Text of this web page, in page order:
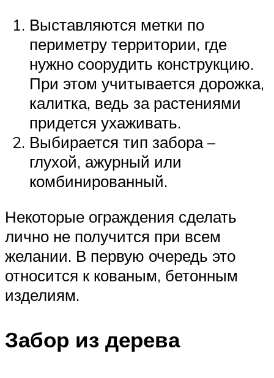
Выставляются метки по
периметру территории, где
нужно соорудить конструкцию.
При этом учитывается дорожка,
калитка, ведь за растениями
придется ухаживать.
Выбирается тип забора –
глухой, ажурный или
комбинированный.
Некоторые ограждения сделать
лично не получится при всем
желании. В первую очередь это
относится к кованым, бетонным
изделиям.
Забор из дерева